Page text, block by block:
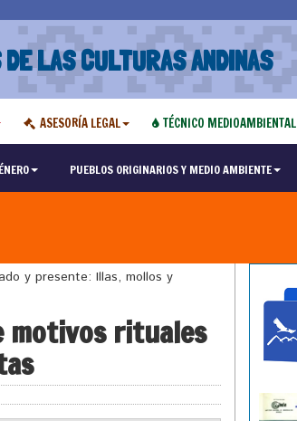
LAS CULTURAS ANDINAS
ASESORÍA LEGAL TÉCNICO MEDIOAMBIENTAL
PUEBLOS ORIGINARIOS Y MEDIO AMBIENTE
y presente: Illas, mollos y
motivos rituales